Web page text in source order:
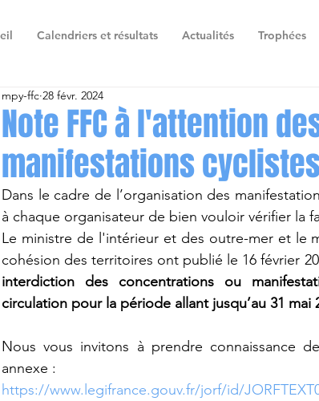
Calendriers et résultats Actualités Trophées
Note FFC à l'attention
manifestations
mpy-ffc 28 févr. 2024
Dans le cadre de l’organisation des
à chaque organisateur de bien vouloir vérifier la
Le ministre de l'intérieur et des outre-mer et le
cohésion des territoires ont publié le 16 février
interdiction des concentrations ou
circulation pour la période allant jusqu’au 31 mai
Nous vous invitons à prendre connaissance
annexe :
https://www.legifrance.gouv.fr/jorf/id/